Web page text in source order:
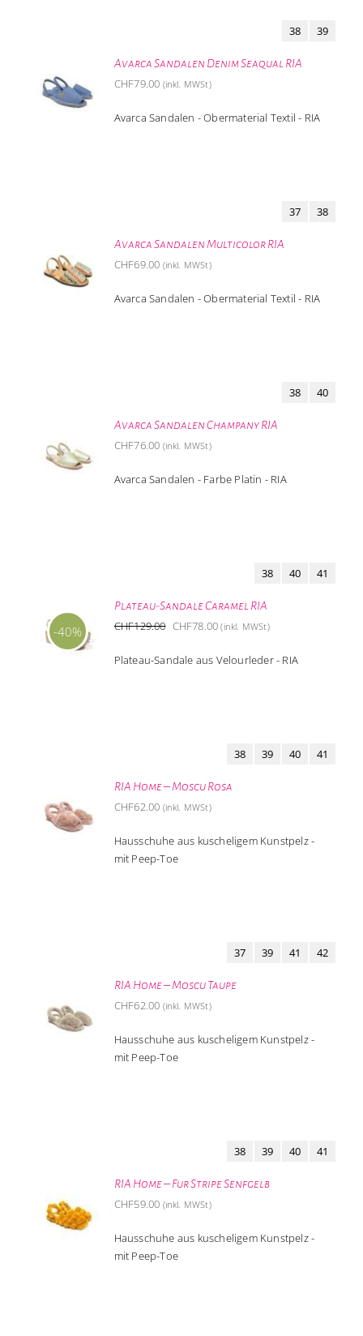
Avarca Sandalen Denim Seaqual RIA
38 39
CHF79.00 (inkl. MWSt)
Avarca Sandalen - Obermaterial Textil - RIA
Avarca Sandalen Multicolor RIA
37 38
CHF69.00 (inkl. MWSt)
Avarca Sandalen - Obermaterial Textil - RIA
Avarca Sandalen Champany RIA
38 40
CHF76.00 (inkl. MWSt)
Avarca Sandalen - Farbe Platin - RIA
-40%
Plateau-Sandale Caramel RIA
38 40 41
CHF129.00 Ursprünglicher
war:
CHF78.00Aktueller
ist:
(inkl. MWSt)
Plateau-Sandale aus Velourleder - RIA
RIA Home – Moscu Rosa
38 39 40 41
CHF62.00 (inkl. MWSt)
Hausschuhe aus kuscheligem Kunstpelz -
mit Peep-Toe
RIA Home – Moscu Taupe
37 39 41 42
CHF62.00 (inkl. MWSt)
Hausschuhe aus kuscheligem Kunstpelz -
mit Peep-Toe
RIA Home – Fur Stripe Senfgelb
38 39 40 41
CHF59.00 (inkl. MWSt)
Hausschuhe aus kuscheligem Kunstpelz -
mit Peep-Toe